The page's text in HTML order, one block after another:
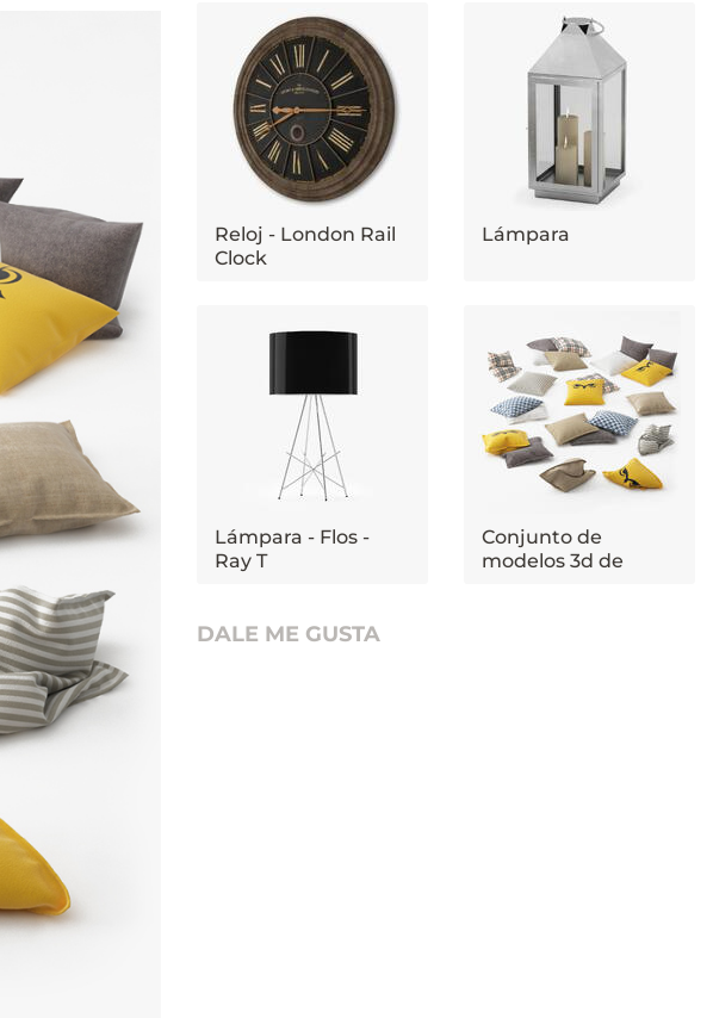
Reloj - London Rail
Clock
Lámpara
Lámpara - Flos -
Ray T
Conjunto de
modelos 3d de
DALE ME GUSTA